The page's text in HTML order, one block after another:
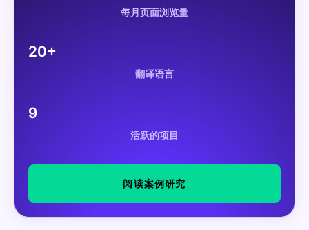
每月页面浏览量
20+
翻译语言
9
活跃的项目
阅读案例研究